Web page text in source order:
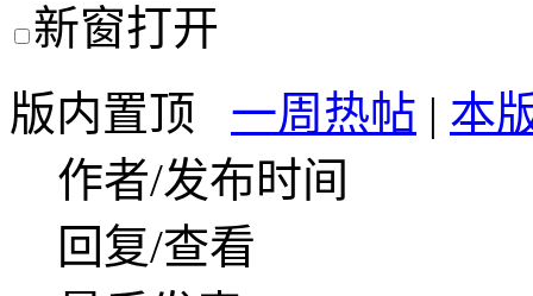
新窗打开
版内置顶
一周热帖 | 本
作者/发布时间
回复/查看